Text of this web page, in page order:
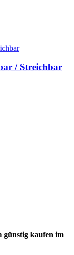
/ Streichbar
günstig kaufen im